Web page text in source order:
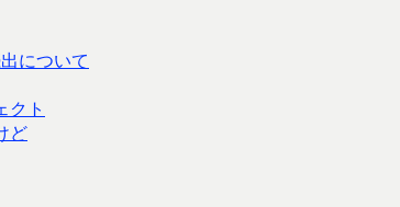
について
クト
ど